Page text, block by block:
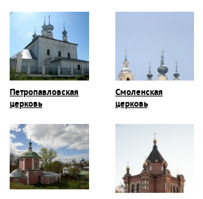
Петропавловская
церковь
Смоленская
церковь